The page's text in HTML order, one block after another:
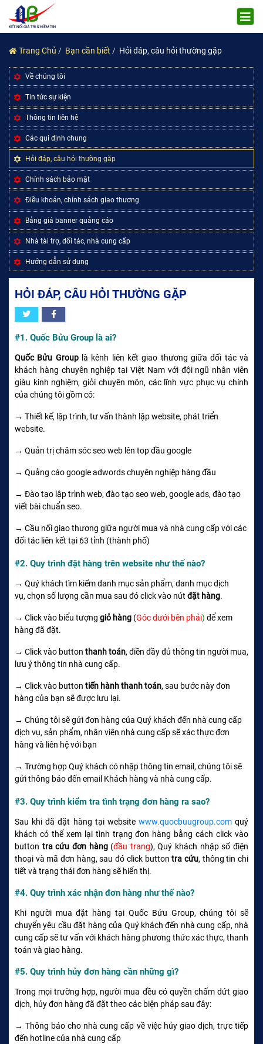
Trang Chủ Bạn cần biết Hỏi đáp, câu hỏi thường gặp
Về chúng tôi
Tin tức sự kiện
Thông tin liên hệ
Các qui định chung
Hỏi đáp, câu hỏi thường gặp
Chính sách bảo mật
Điều khoản, chính sách giao thương
Bảng giá banner quảng cáo
Nhà tài trợ, đối tác, nhà cung cấp
Hướng dẫn sử dụng
HỎI ĐÁP, CÂU HỎI THƯỜNG GẶP
#1. Quốc Bửu Group là ai?
Quốc Bửu Grouplà kênh liên kết giao thương giữa đối tác và
khách hàng chuyên nghiệp tại Việt Nam với đội ngũ nhân viên
giàu kinh nghiệm, giỏi chuyên môn, các lĩnh vực phục vụ chính
của chúng tôi gồm có:
→ Thiết kế, lập trình, tư vấn thành lập website, phát triển
website.
→ Quản trị chăm sóc seo web lên top đầu google
→ Quảng cáo google adwords chuyên nghiệp hàng đầu
→ Đào tạo lập trình web, đào tạo seo web, google ads, đào tạo
viết bài chuẩn seo.
→ Cầu nối giao thương giữa người mua và nhà cung cấp với các
đối tác liên kết tại 63 tỉnh (thành phố)
#2. Quy trình đặt hàng trên website như thế nào?
→ Quý khách tìm kiếm danh mục sản phẩm, danh mục dịch
vụ, chọn số lượng cần mua sau đó click vào nút đặt hàng.
→ Click vào biểu tượng giỏ hàng (Góc dưới bên phải) để xem
hàng đã đặt.
→ Click vào button thanh toán, điền đầy đủ thông tin người mua,
lưu ý thông tin nhà cung cấp.
→ Click vào button tiến hành thanh toán, sau bước này đơn
hàng của bạn sẽ được lưu lại.
→ Chúng tôi sẽ gửi đơn hàng của Quý khách đến nhà cung cấp
dịch vụ, sản phẩm, nhân viên nhà cung cấp sẽ xác thực đơn
hàng và liên hệ với bạn
→ Trường hợp Quý khách có nhập thông tin email, chúng tôi sẽ
gửi thông báo đến email Khách hàng và nhà cung cấp.
#3. Quy trình kiểm tra tình trạng đơn hàng ra sao?
Sau khi đã đặt hàng tại website www.quocbuugroup.comquý
khách có thể xem lại tình trạng đơn hàng bằng cách click vào
button tra cứu đơn hàng(đầu trang), Quý khách nhập số điện
thoại và mã đơn hàng, sau đó click buttontra cứu, thông tin chi
tiết và trạng thái đơn hàng sẽ hiển thị.
#4. Quy trình xác nhận đơn hàng như thế nào?
Khi người mua đặt hàng tại Quốc Bửu Group, chúng tôi sẽ
chuyển yêu cầu đặt hàng của Quý khách đến nhà cung cấp, nhà
cung cấp sẽ tư vấn với khách hàng phương thức xác thực, thanh
toán và giao hàng.
#5. Quy trình hủy đơn hàng cần những gì?
Trong mọi trường hợp, người mua đều có quyền chấm dứt giao
dịch, hủy đơn hàng đã đặt theo các biện pháp sau đây:
→ Thông báo cho nhà cung cấp về việc hủy giao dịch, trực tiếp
đến hotline của nhà cung cấp